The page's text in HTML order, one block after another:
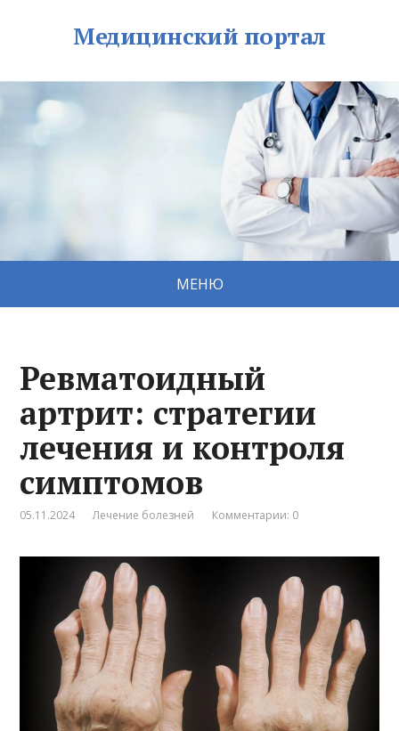
Медицинский портал
МЕНЮ
Ревматоидный
артрит: стратегии
лечения и контроля
симптомов
05.11.2024 Лечение болезней Комментарии: 0